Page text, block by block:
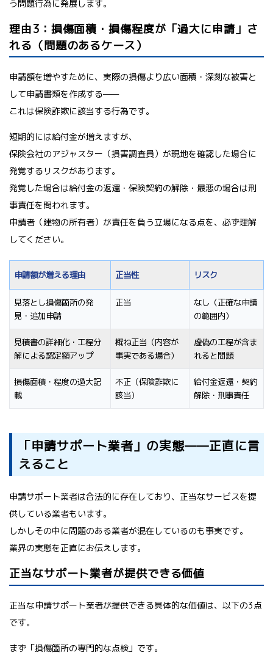
う問題行為に発展します。
理由3：損傷面積・損傷程度が「過大に申請」さ
れる（問題のあるケース）
申請額を増やすために、実際の損傷より広い面積・深刻な被害と
して申請書類を作成する——
これは保険詐欺に該当する行為です。
短期的には給付金が増えますが、
保険会社のアジャスター（損害調査員）が現地を確認した場合に
発覚するリスクがあります。
発覚した場合は給付金の返還・保険契約の解除・最悪の場合は刑
事責任を問われます。
申請者（建物の所有者）が責任を負う立場になる点を、必ず理解
してください。
申請額が増える理由 正当性 リスク
見落とし損傷箇所の発
見・追加申請
正当
なし（正確な申請
の範囲内）
見積書の詳細化・工程分
解による認定額アップ
概ね正当（内容が
事実である場合）
虚偽の工程が含ま
れると問題
損傷面積・程度の過大記
載
不正（保険詐欺に
該当）
給付金返還・契約
解除・刑事責任
「申請サポート業者」の実態——正直に言
えること
申請サポート業者は合法的に存在しており、正当なサービスを提
供している業者もいます。
しかしその中に問題のある業者が混在しているのも事実です。
業界の実態を正直にお伝えします。
正当なサポート業者が提供できる価値
正当な申請サポート業者が提供できる具体的な価値は、以下の3点
です。
まず「損傷箇所の専門的な点検」です。